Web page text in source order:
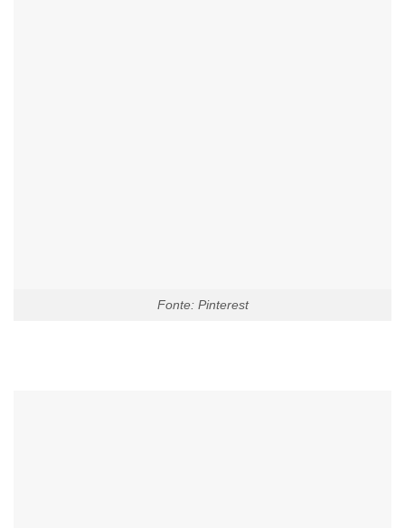
Fonte: Pinterest